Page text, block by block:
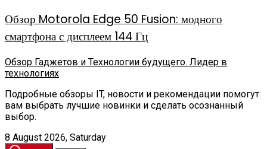
Обзор Motorola Edge 50 Fusion: модного
смартфона с дисплеем 144 Гц
Обзор Гаджетов и Технологии будущего. Лидер в
технологиях
Подробные обзоры IT, новости и рекомендации помогут
вам выбрать лучшие новинки и сделать осознанный
выбор.
8 August 2026, Saturday